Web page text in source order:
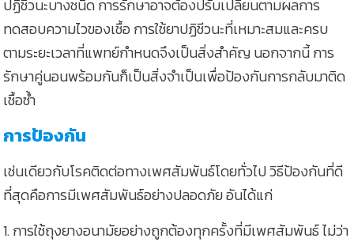
ปฏิชีวนะบางชนิด การรักษาอาจต้องปรับเปลี่ยนตามผลการ
ทดสอบความไวของเชื้อ การใช้ยาปฏิชีวนะที่เหมาะสมและครบ
ตามระยะเวลาที่แพทย์กำหนดจึงเป็นสิ่งสำคัญ นอกจากนี้ การ
รักษาคู่นอนพร้อมกันก็เป็นสิ่งจำเป็นเพื่อป้องกันการกลับมาติด
เชื้อซ้ำ
การป้องกัน
เช่นเดียวกับโรคติดต่อทางเพศสัมพันธ์โดยทั่วไป วิธีป้องกันที่ดี
ที่สุดคือการมีเพศสัมพันธ์อย่างปลอดภัย อันได้แก่
1. การใช้ถุงยางอนามัยอย่างถูกต้องทุกครั้งที่มีเพศสัมพันธ์ ไม่ว่า